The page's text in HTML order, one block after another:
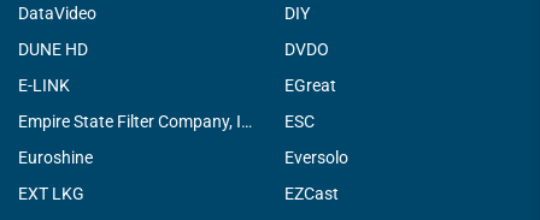
DataVideo
DIY
DUNE HD
DVDO
E-LINK
EGreat
Empire State Filter Company, INC.
ESC
Euroshine
Eversolo
EXT LKG
EZCast